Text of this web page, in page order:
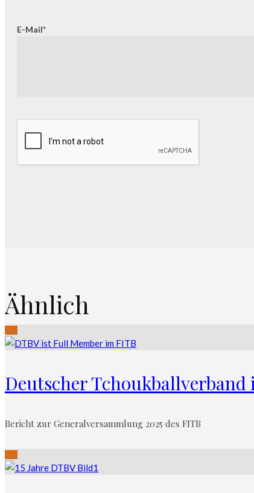
E-Mail*
Ähnlich
Top
Deutscher
Bericht zur Generalversammlung 2025 des FITB
Top